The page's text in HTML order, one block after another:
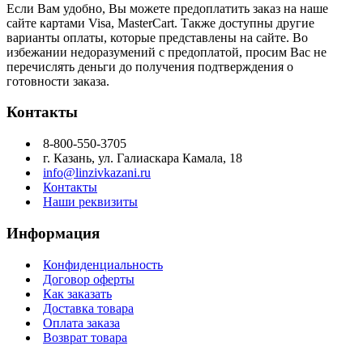
Если Вам удобно, Вы можете предоплатить заказ на наше
сайте картами Visa, MasterCart. Также доступны другие
варианты оплаты, которые представлены на сайте. Во
избежании недоразумений с предоплатой, просим Вас не
перечислять деньги до получения подтверждения о
готовности заказа.
Контакты
8-800-550-3705
г. Казань, ул. Галиаскара Камала, 18
info@linzivkazani.ru
Контакты
Наши реквизиты
Информация
Конфиденциальность
Договор оферты
Как заказать
Доставка товара
Оплата заказа
Возврат товара